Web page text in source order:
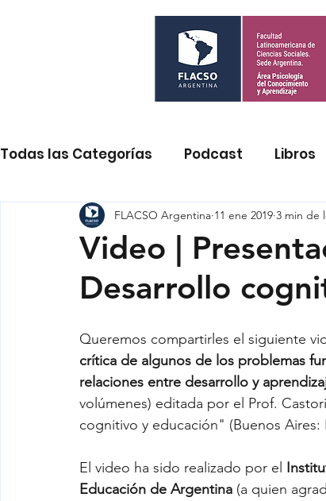
Todas las Categorías Podcast Libros
Eventos Psicología cognitiva y
Enseñanza de las Ciencias Sociales
La vida del bebé Diálogos sobre el
Cambio conceptual TIC Mario
Gustavo Schujman Jaan Valsiner
Video |
Desarrollo
FLACSO Argentina 11 ene 2019 3 min de
Queremos compartirles el siguiente
crítica de algunos de los problemas
relaciones entre desarrollo y
volúmenes) editada por el Prof.
cognitivo y educación" (Buenos Aires:
El video ha sido realizado por el
Educación de Argentina (a quien